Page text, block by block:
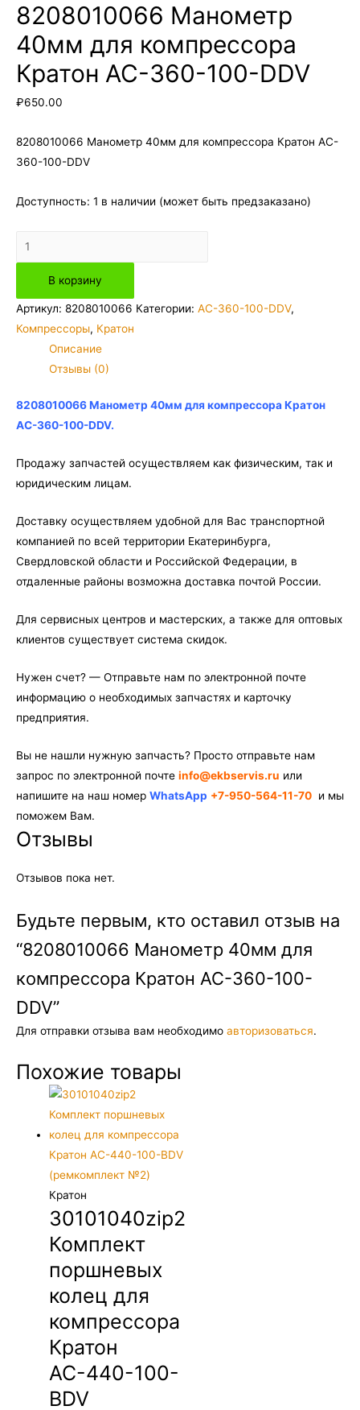
8208010066 Манометр
40мм для компрессора
Кратон AC-360-100-DDV
₽650.00
8208010066 Манометр 40мм для компрессора Кратон AC-
360-100-DDV
Доступность: 1 в наличии (может быть предзаказано)
Количество
товара
8208010066
Манометр
AC-
360-
DDV
В корзину
Артикул: 8208010066 Категории: AC-360-100-DDV,
Компрессоры, Кратон
Описание
Отзывы (0)
8208010066 Манометр 40мм для компрессора Кратон
AC-360-100-DDV.
Продажу запчастей осуществляем как физическим, так и
юридическим лицам.
Доставку осуществляем удобной для Вас транспортной
компанией по всей территории Екатеринбурга,
Свердловской области и Российской Федерации, в
отдаленные районы возможна доставка почтой России.
Для сервисных центров и мастерских, а также для оптовых
клиентов существует система скидок.
Нужен счет? — Отправьте нам по электронной почте
информацию о необходимых запчастях и карточку
предприятия.
Вы не нашли нужную запчасть? Просто отправьте нам
запрос по электронной почте info@ekbservis.ru или
напишите на наш номер WhatsApp +7-950-564-11-70 и мы
поможем Вам.
Отзывы
Отзывов пока нет.
Будьте первым, кто оставил отзыв на
“8208010066 Манометр 40мм для
компрессора Кратон AC-360-100-
DDV”
Для отправки отзыва вам необходимо авторизоваться.
Похожие товары
Кратон
30101040zip2
Комплект
поршневых
колец для
компрессора
Кратон
АС-440-100-
BDV